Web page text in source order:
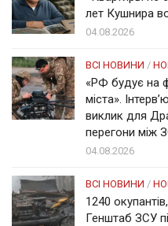
лет Кушнира
04.08.2026
ВСІ НОВИНИ /
«РФ будує на
міста».
виклик для
перегони між
04.08.2026
ВСІ НОВИНИ /
1240
Генштаб ЗСУ